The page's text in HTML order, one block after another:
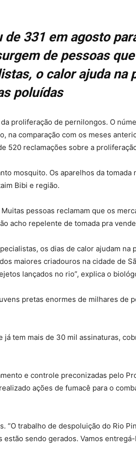
331 em agosto
de pessoas
o calor ajuda na
poluídas
proliferação de pernilongos. O
na comparação com os meses
520 reclamações sobre a
mosquito. Os aparelhos da tomada
Bibi e região.
pessoas reclamam que os
acho repelente de tomada pra
os dias de calor ajudam na
maiores criadouros na cidade de
lançados no rio”, explica o
pretas enormes de milhares de
já tem mais de 30 mil assinaturas,
e controle preconizadas pelo
ações de fumacê para o
“O trabalho de despoluição do Rio
sendo gerados. Vamos